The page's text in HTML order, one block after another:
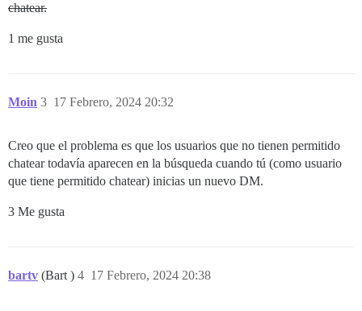
chatear.
1 me gusta
Moin 17 Febrero, 2024 20:32
3
Creo que el problema es que los usuarios que no tienen permitido
chatear todavía aparecen en la búsqueda cuando tú (como usuario
que tiene permitido chatear) inicias un nuevo DM.
3 Me gusta
bartv (Bart ) 17 Febrero, 2024 20:38
4